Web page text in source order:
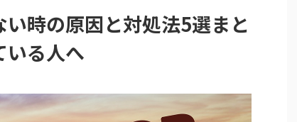
時の原因と対処法5選まと
いる人へ